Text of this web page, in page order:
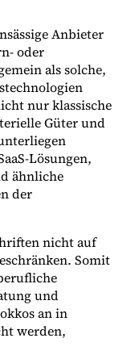
einen Experten
Anbieter
oder
als solche,
nur klassische
Güter und
Lösungen,
ähnliche
der
nicht auf
Somit
und
an in
werden,